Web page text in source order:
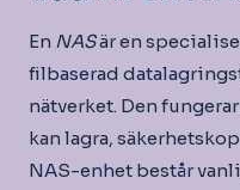
En NASär en
filbaserad
nätverket. Den
kan lagra,
NAS-enhet består